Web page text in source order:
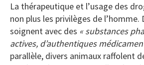
La thérapeutique et l’usage des
non plus les privilèges de l’homme.
soignent avec des « substances
actives, d’authentiques
parallèle, divers animaux raffolent